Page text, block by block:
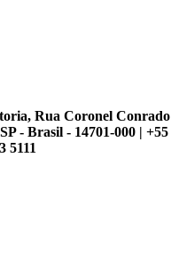
Rua Coronel Conrado
- Brasil - 14701-000 | +55
5111